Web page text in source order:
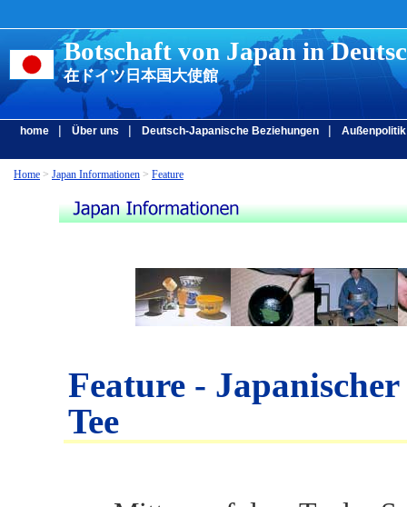
Botschaft von Japan in
在ドイツ日本国大使館
home | Über uns | Deutsch-Japanische Beziehungen | Außenpolitik
Home > Japan Informationen > Feature
Feature -
Tee